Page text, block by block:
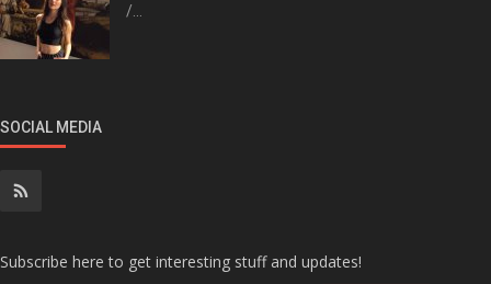
/...
SOCIAL MEDIA
Subscribe here to get interesting stuff and updates!